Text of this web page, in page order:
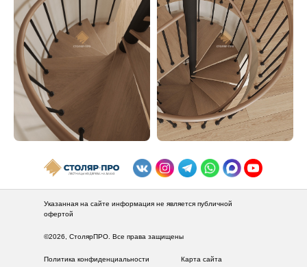
Указанная на сайте информация не является публичной
офертой
©2026, СтолярПРО. Все права защищены
Политика конфиденциальности Карта сайта